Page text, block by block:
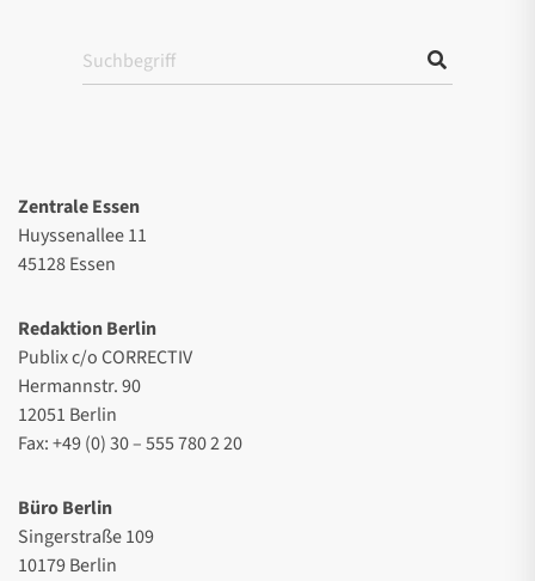
Zentrale Essen
Huyssenallee 11
45128 Essen
Redaktion Berlin
Publix c/o CORRECTIV
Hermannstr. 90
12051 Berlin
Fax: +49 (0) 30 – 555 780 2 20
Büro Berlin
Singerstraße 109
10179 Berlin